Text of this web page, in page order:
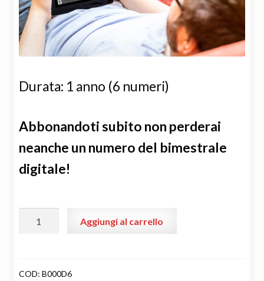
Durata: 1 anno (6 numeri)
Abbonandoti subito non perderai
neanche un numero del bimestrale
digitale!
(formato
Aggiungi al carrello
COD: B000D6